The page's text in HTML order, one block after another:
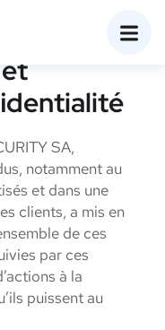
SA,
notamment au
et dans une
clients, a mis en
de ces
par ces
à la
puissent au